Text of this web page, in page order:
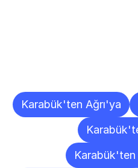
Karabük'ten Ağrı'ya
Karabük'ten